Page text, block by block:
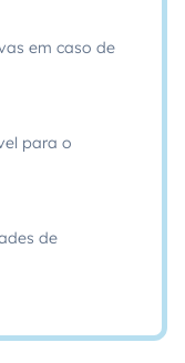
em caso de
para o
de